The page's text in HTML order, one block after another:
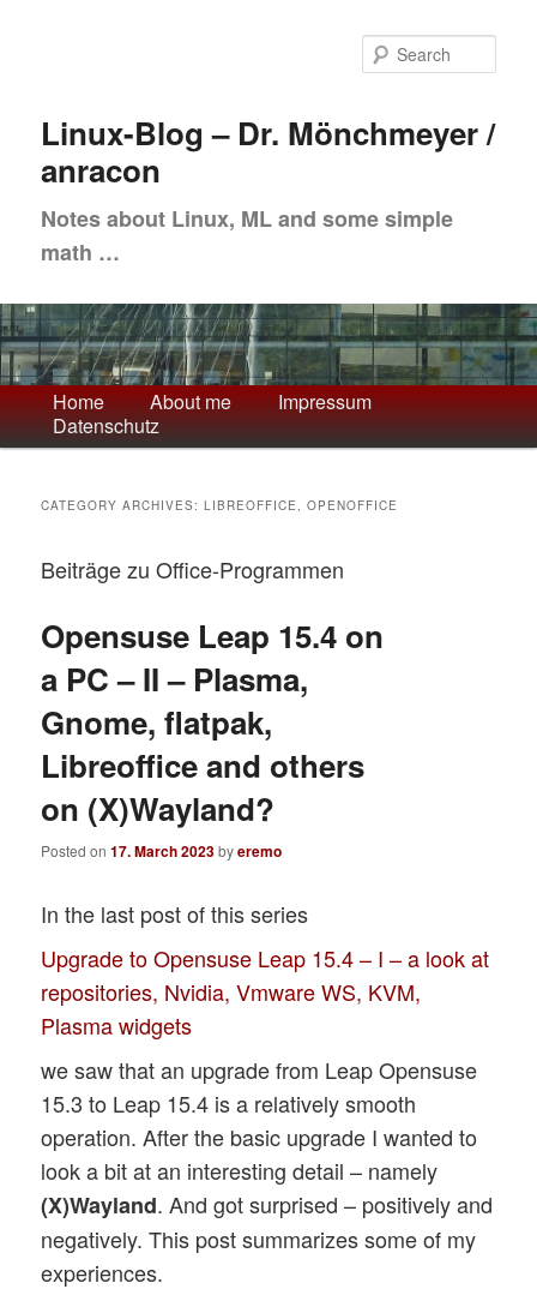
content
contentLinux-Blog – Dr. Mönchmeyer /
anracon
Notes about Linux, ML and some simple
math …
Main
menu
Home About me
Impressum
Datenschutz
CATEGORY ARCHIVES:LIBREOFFICE, OPENOFFICE
Beiträge zu Office-Programmen
Opensuse Leap 15.4 on
a PC – II – Plasma,
Gnome, flatpak,
Libreoffice and others
on (X)Wayland?
Posted on17. March 2023byeremo
In the last post of this series
Upgrade to Opensuse Leap 15.4 – I – a look at
repositories, Nvidia, Vmware WS, KVM,
Plasma widgets
we saw that an upgrade from Leap Opensuse
15.3 to Leap 15.4 is a relatively smooth
operation. After the basic upgrade I wanted to
look a bit at an interesting detail – namely
(X)Wayland. And got surprised – positively and
negatively. This post summarizes some of my
experiences.